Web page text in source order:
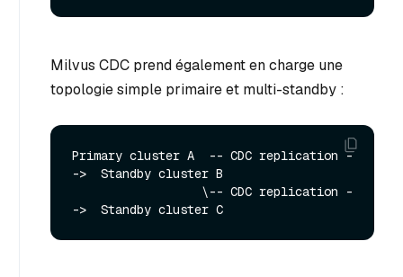
Milvus CDC prend également en charge une
topologie simple primaire et multi-standby :
Primary cluster A  -- CDC replication -
->  Standby cluster B